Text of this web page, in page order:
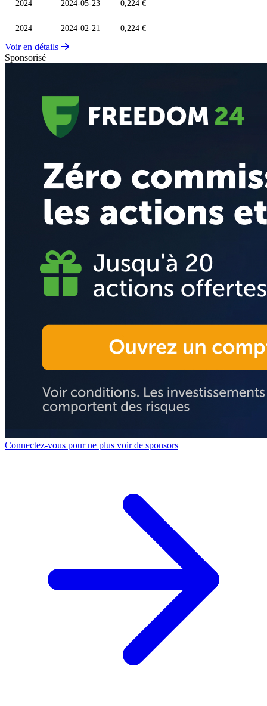
2024 2024-05-23 0,224 €
2024 2024-02-21 0,224 €
Voir en détails
Sponsorisé
Connectez-vous pour ne plus voir de sponsors